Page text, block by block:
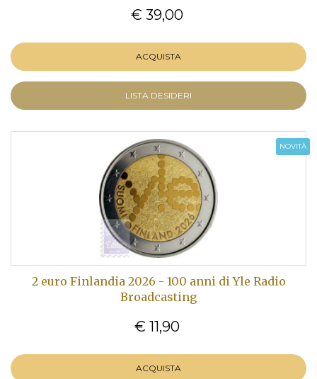
€ 39,00
ACQUISTA
LISTA DESIDERI
NOVITÀ
2 euro Finlandia 2026 - 100 anni di Yle Radio
Broadcasting
€ 11,90
ACQUISTA